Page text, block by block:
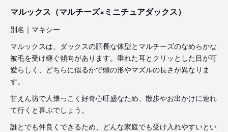
マルックス（マルチーズ×ミニチュアダックス）
別名｜マキシー
マルックスは、ダックスの胴長な体型とマルチーズのなめらかな
被毛を受け継ぐ傾向があります。垂れた耳とクリッとした目が可
愛らしく、どちらに似るかで頭の形やマズルの長さが異なりま
す。
甘えん坊で人懐っこく好奇心旺盛なため、散歩やお出かけに連れ
て行くと喜ぶでしょう。
誰とでも仲良くできるため、どんな家庭でも受け入れやすいとい